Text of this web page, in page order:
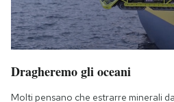
Dragheremo gli oceani
Molti pensano che estrarre minerali